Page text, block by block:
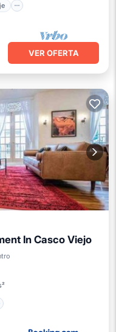
VER OFERTA
In Casco Viejo